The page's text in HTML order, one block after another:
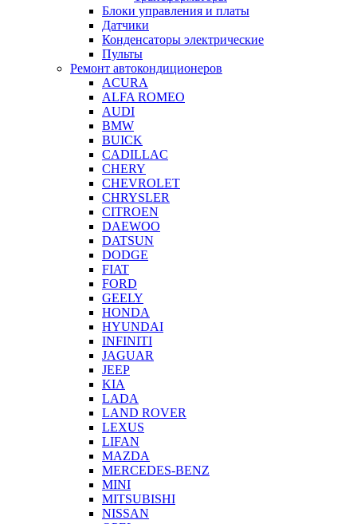
Блоки управления и платы
Датчики
Конденсаторы электрические
Пульты
Ремонт автокондиционеров
ACURA
ALFA ROMEO
AUDI
BMW
BUICK
CADILLAC
CHERY
CHEVROLET
CHRYSLER
CITROEN
DAEWOO
DATSUN
DODGE
FIAT
FORD
GEELY
HONDA
HYUNDAI
INFINITI
JAGUAR
JEEP
KIA
LADA
LAND ROVER
LEXUS
LIFAN
MAZDA
MERCEDES-BENZ
MINI
MITSUBISHI
NISSAN